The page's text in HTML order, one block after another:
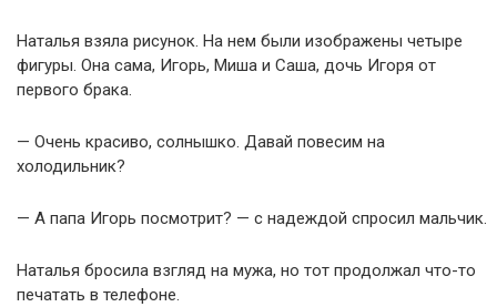
Наталья взяла рисунок. На нем были изображены четыре
фигуры. Она сама, Игорь, Миша и Саша, дочь Игоря от
первого брака.
— Очень красиво, солнышко. Давай повесим на
холодильник?
— А папа Игорь посмотрит? — с надеждой спросил мальчик.
Наталья бросила взгляд на мужа, но тот продолжал что-то
печатать в телефоне.